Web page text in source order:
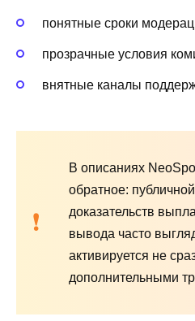
понятные сроки
прозрачные условия
внятные каналы
В описаниях
обратное:
доказательств
вывода часто
активируется не
дополнительными